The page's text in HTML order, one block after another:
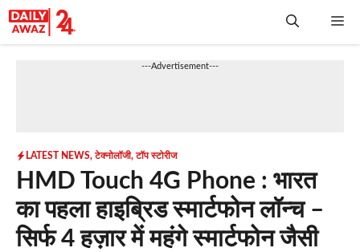
Skip
to
---Advertisement---
LATEST NEWS,टेक्नोलॉजी,टॉप स्टोरीज
HMD Touch 4G Phone : भारत
का पहला हाइब्रिड स्मार्टफोन लॉन्च –
सिर्फ 4 हज़ार में महंगे स्मार्टफोन जैसी